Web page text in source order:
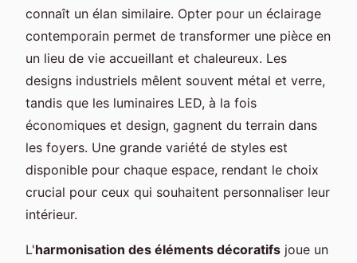
connaît un élan similaire. Opter pour un éclairage
contemporain permet de transformer une pièce en
un lieu de vie accueillant et chaleureux. Les
designs industriels mêlent souvent métal et verre,
tandis que les luminaires LED, à la fois
économiques et design, gagnent du terrain dans
les foyers. Une grande variété de styles est
disponible pour chaque espace, rendant le choix
crucial pour ceux qui souhaitent personnaliser leur
intérieur.
L'harmonisation des éléments décoratifs joue un